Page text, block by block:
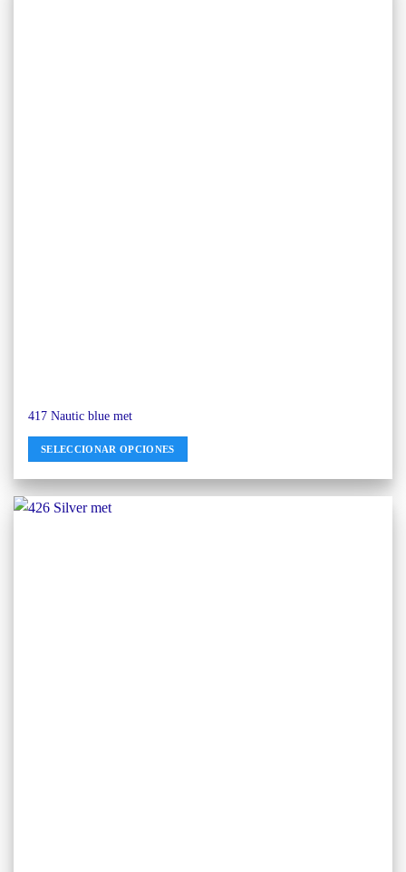
417 Nautic blue met
SELECCIONAR OPCIONES